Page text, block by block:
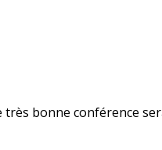
bonne conférence